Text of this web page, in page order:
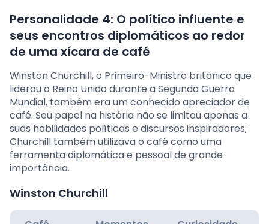
Personalidade 4: O político influente e
seus encontros diplomáticos ao redor
de uma xícara de café
Winston Churchill, o Primeiro-Ministro britânico que
liderou o Reino Unido durante a Segunda Guerra
Mundial, também era um conhecido apreciador de
café. Seu papel na história não se limitou apenas a
suas habilidades políticas e discursos inspiradores;
Churchill também utilizava o café como uma
ferramenta diplomática e pessoal de grande
importância.
Winston Churchill